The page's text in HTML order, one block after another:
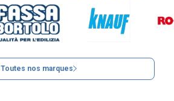
Toutes nos marques